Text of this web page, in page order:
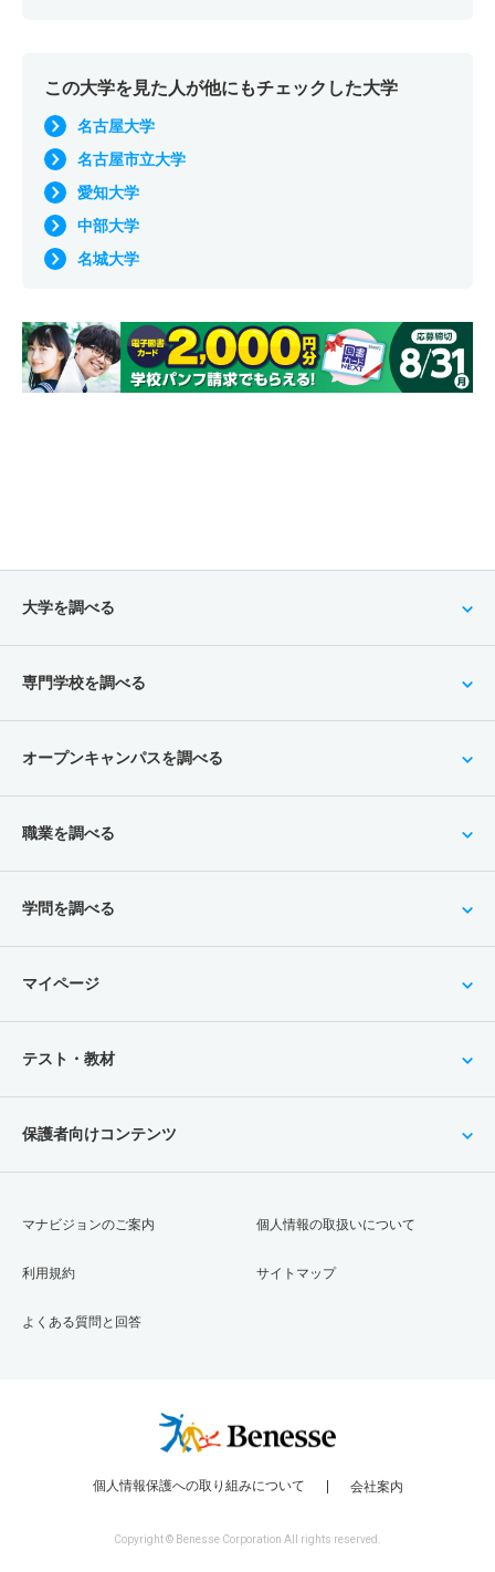
この大学を見た人が他にもチェックした大学
名古屋大学
名古屋市立大学
愛知大学
中部大学
名城大学
大学を調べる
専門学校を調べる
オープンキャンパスを調べる
職業を調べる
学問を調べる
マイページ
テスト・教材
保護者向けコンテンツ
マナビジョンのご案内
利用規約
よくある質問と回答
個人情報の取扱いについて
サイトマップ
個人情報保護への取り組みについて 会社案内
Copyright © Benesse Corporation All rights reserved.